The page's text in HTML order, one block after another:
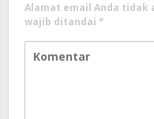
Alamat email Anda tidak
wajib ditandai *